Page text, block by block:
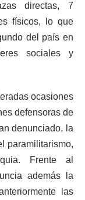
directas, 7
físicos, lo que
del país en
sociales y
ocasiones
defensoras de
denunciado, la
paramilitarismo,
Frente al
además la
las